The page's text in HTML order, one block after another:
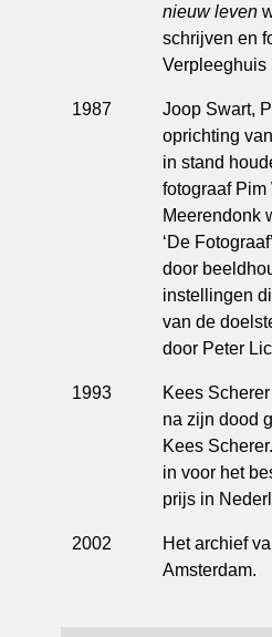
nieuw leven
schrijven en
Verpleeghuis
1987
Joop Swart,
oprichting
in stand
fotograaf
Meerendonk
‘De
door
instellingen
van de
door Peter
1993
Kees
na zijn dood
Kees
in voor het
prijs in
2002
Het archief
Amsterdam.